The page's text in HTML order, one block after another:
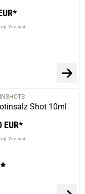
Versand
Shot 10ml
EUR*
Versand